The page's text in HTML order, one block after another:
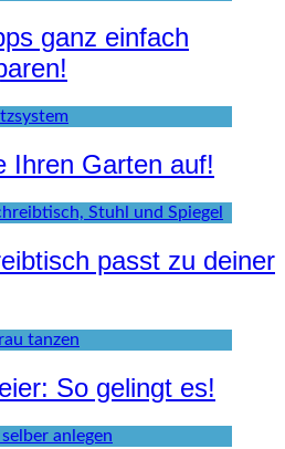
ganz einfach
Ihren Garten auf!
passt zu deiner
So gelingt es!